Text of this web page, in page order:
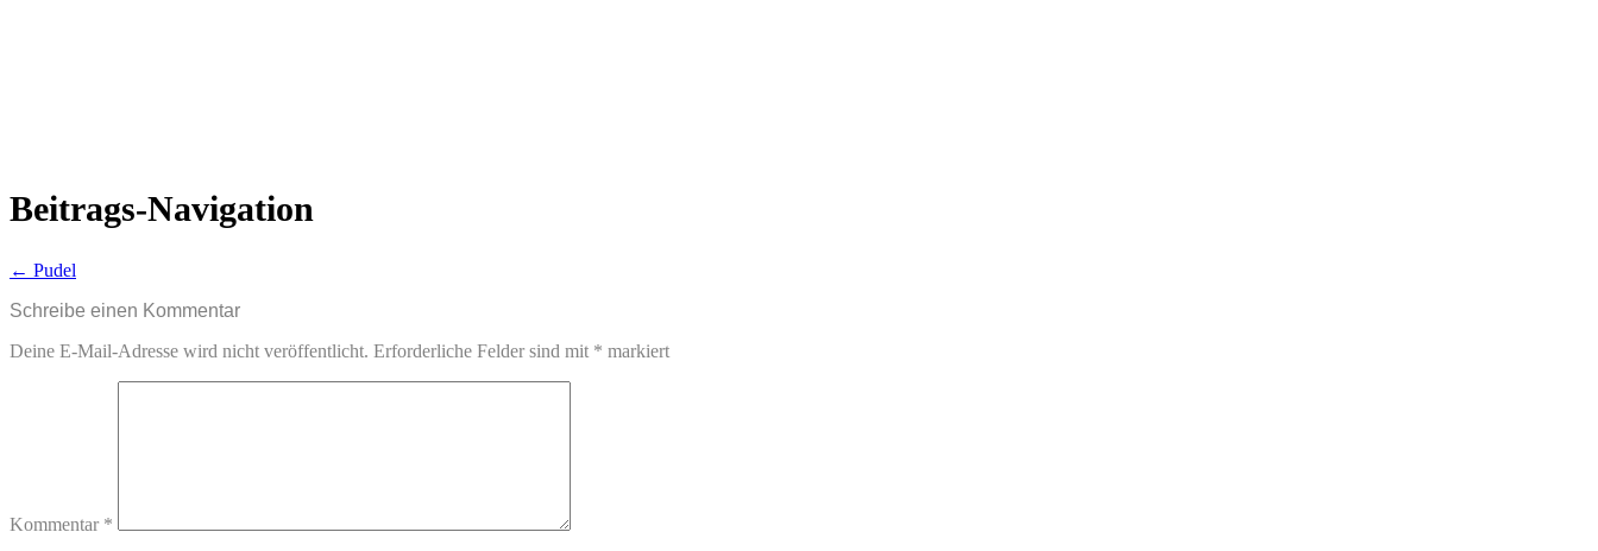
Beitrags-Navigation
← Pudel
Schreibe einen Kommentar
Deine E-Mail-Adresse wird nicht veröffentlicht. Erforderliche Felder sind mit * markiert
Kommentar *